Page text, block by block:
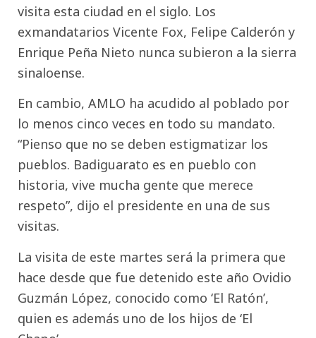
visita esta ciudad en el siglo. Los
exmandatarios Vicente Fox, Felipe Calderón y
Enrique Peña Nieto nunca subieron a la sierra
sinaloense.
En cambio, AMLO ha acudido al poblado por
lo menos cinco veces en todo su mandato.
“Pienso que no se deben estigmatizar los
pueblos. Badiguarato es en pueblo con
historia, vive mucha gente que merece
respeto”, dijo el presidente en una de sus
visitas.
La visita de este martes será la primera que
hace desde que fue detenido este año Ovidio
Guzmán López, conocido como ‘El Ratón’,
quien es además uno de los hijos de ‘El